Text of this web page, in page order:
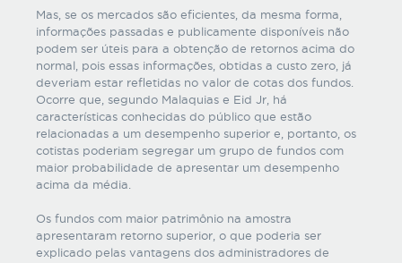
Mas, se os mercados são eficientes, da mesma forma,
informações passadas e publicamente disponíveis não
podem ser úteis para a obtenção de retornos acima do
normal, pois essas informações, obtidas a custo zero, já
deveriam estar refletidas no valor de cotas dos fundos.
Ocorre que, segundo Malaquias e Eid Jr, há
características conhecidas do público que estão
relacionadas a um desempenho superior e, portanto, os
cotistas poderiam segregar um grupo de fundos com
maior probabilidade de apresentar um desempenho
acima da média.
Os fundos com maior patrimônio na amostra
apresentaram retorno superior, o que poderia ser
explicado pelas vantagens dos administradores de